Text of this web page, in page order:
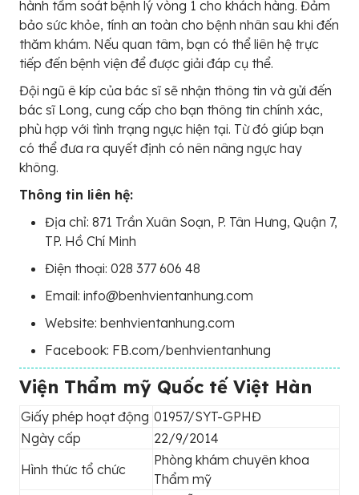
hành tầm soát bệnh lý vòng 1 cho khách hàng. Đảm
bảo sức khỏe, tính an toàn cho bệnh nhân sau khi đến
thăm khám. Nếu quan tâm, bạn có thể liên hệ trực
tiếp đến bệnh viện để được giải đáp cụ thể.
Đội ngũ ê kíp của bác sĩ sẽ nhận thông tin và gửi đến
bác sĩ Long, cung cấp cho bạn thông tin chính xác,
phù hợp với tình trạng ngực hiện tại. Từ đó giúp bạn
có thể đưa ra quyết định có nên nâng ngực hay
không.
Thông tin liên hệ:
Địa chỉ: 871 Trần Xuân Soạn, P. Tân Hưng, Quận 7,
TP. Hồ Chí Minh
Điện thoại: 028 377 606 48
Email: info@benhvientanhung.com
Website: benhvientanhung.com
Facebook: FB.com/benhvientanhung
Viện Thẩm mỹ Quốc tế Việt Hàn
Giấy phép hoạt động 01957/SYT-GPHĐ
Ngày cấp
22/9/2014
Hình thức tổ chức
Phòng khám chuyên khoa
Thẩm mỹ